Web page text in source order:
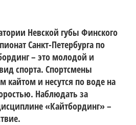
Невской губы Финского
Санкт-Петербурга по
– это молодой и
спорта. Спортсмены
кайтом и несутся по воде на
Наблюдать за
«Кайтбординг» –